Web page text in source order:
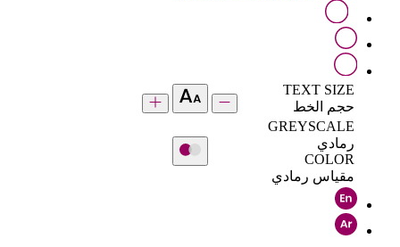
TEXT SIZE
حجم الخط
GREYSCALE
رمادي
COLOR
مقياس رمادي